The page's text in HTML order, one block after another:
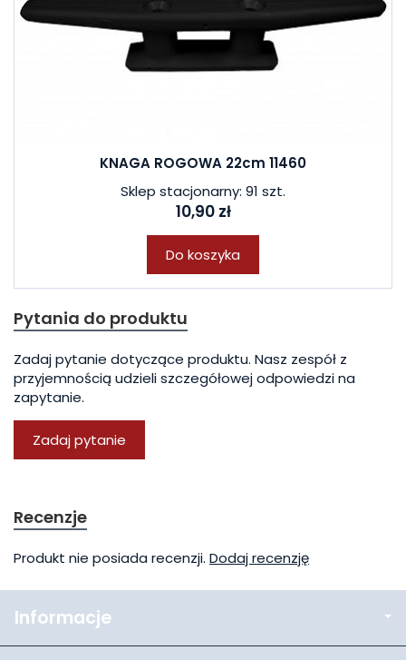
KNAGA ROGOWA 22cm 11460
Sklep stacjonarny: 91 szt.
10,90 zł
Do koszyka
Pytania do produktu
Zadaj pytanie dotyczące produktu. Nasz zespół z
przyjemnością udzieli szczegółowej odpowiedzi na
zapytanie.
Zadaj pytanie
Recenzje
Produkt nie posiada recenzji. Dodaj recenzję
Informacje